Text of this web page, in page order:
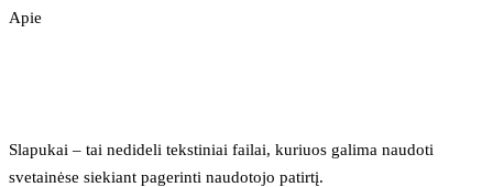
Apie
Slapukai – tai nedideli tekstiniai failai, kuriuos galima naudoti
svetainėse siekiant pagerinti naudotojo patirtį.